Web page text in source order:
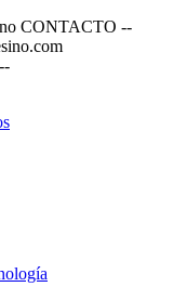
CONTACTO --
--